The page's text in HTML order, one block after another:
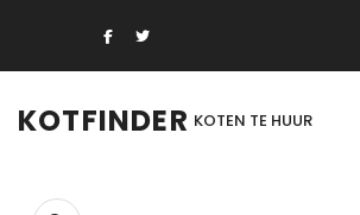
KOTFINDER KOTEN TE HUUR